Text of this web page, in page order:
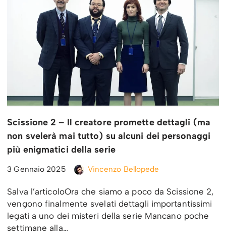
Scissione 2 – Il creatore promette dettagli (ma
non svelerà mai tutto) su alcuni dei personaggi
più enigmatici della serie
3 Gennaio 2025 Vincenzo Bellopede
Salva l’articoloOra che siamo a poco da Scissione 2,
vengono finalmente svelati dettagli importantissimi
legati a uno dei misteri della serie Mancano poche
settimane alla…